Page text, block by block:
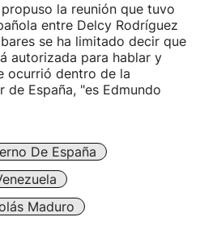
la reunión que tuvo
entre Delcy Rodríguez
se ha limitado decir que
autorizada para hablar y
ocurrió dentro de la
de España, "es Edmundo
De España
Maduro